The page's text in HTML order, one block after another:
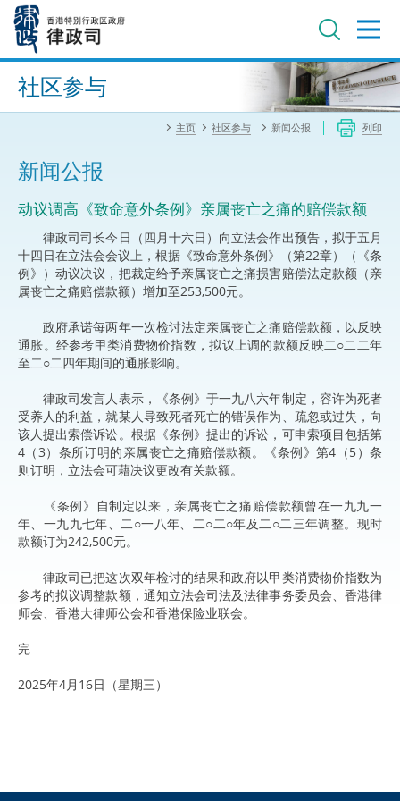
内
进阶搜寻
社区参与
主页 社区参与 新闻公报 列印
新闻公报
动议调高《致命意外条例》亲属丧亡之痛的赔偿款额
律政司司长今日（四月十六日）向立法会作出预告，拟于五月
十四日在立法会会议上，根据《致命意外条例》（第22章）（《条
例》）动议决议，把裁定给予亲属丧亡之痛损害赔偿法定款额（亲
属丧亡之痛赔偿款额）增加至253,500元。
政府承诺每两年一次检讨法定亲属丧亡之痛赔偿款额，以反映
通胀。经参考甲类消费物价指数，拟议上调的款额反映二○二二年
至二○二四年期间的通胀影响。
律政司发言人表示，《条例》于一九八六年制定，容许为死者
受养人的利益，就某人导致死者死亡的错误作为、疏忽或过失，向
该人提出索偿诉讼。根据《条例》提出的诉讼，可申索项目包括第
4（3）条所订明的亲属丧亡之痛赔偿款额。《条例》第4（5）条
则订明，立法会可藉决议更改有关款额。
《条例》自制定以来，亲属丧亡之痛赔偿款额曾在一九九一
年、一九九七年、二○一八年、二○二○年及二○二三年调整。现时
款额订为242,500元。
律政司已把这次双年检讨的结果和政府以甲类消费物价指数为
参考的拟议调整款额，通知立法会司法及法律事务委员会、香港律
师会、香港大律师公会和香港保险业联会。
完
2025年4月16日（星期三）